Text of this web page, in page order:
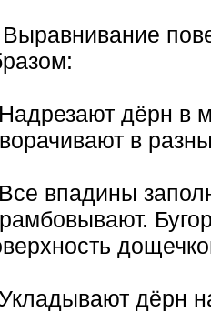
Выравнивание
Надрезают дёрн в
в
Все впадины
Укладывают дёрн